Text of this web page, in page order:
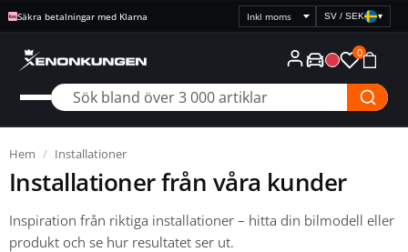
Säkra betalningar med Klarna
Välj
prisvisning
SV / SEK ▾
0
Hem / Installationer
Installationer från våra kunder
Inspiration från riktiga installationer – hitta din bilmodell eller
produkt och se hur resultatet ser ut.